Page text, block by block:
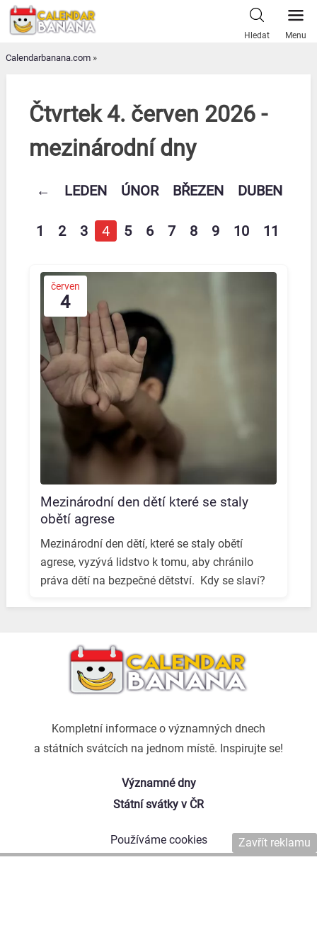
Skip
Hledat Menu
Calendarbanana.com »
Čtvrtek 4. červen 2026 -
mezinárodní dny
← LEDEN ÚNOR BŘEZEN DUBEN
1 2 3 4 5 6 7 8 9 10 11
červen
4
Mezinárodní den dětí které se staly
obětí agrese
Mezinárodní den dětí, které se staly obětí
agrese, vyzývá lidstvo k tomu, aby chránilo
práva dětí na bezpečné dětství. ️ Kdy se slaví? ️
Kompletní informace o významných dnech
a státních svátcích na jednom místě. Inspirujte se!
Významné dny
Státní svátky v ČR
Používáme cookies
Zavřít reklamu